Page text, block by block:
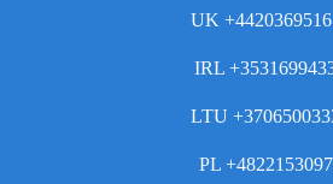
UK
IRL
LTU
PL